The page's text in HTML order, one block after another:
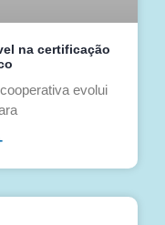
na certificação
evolui